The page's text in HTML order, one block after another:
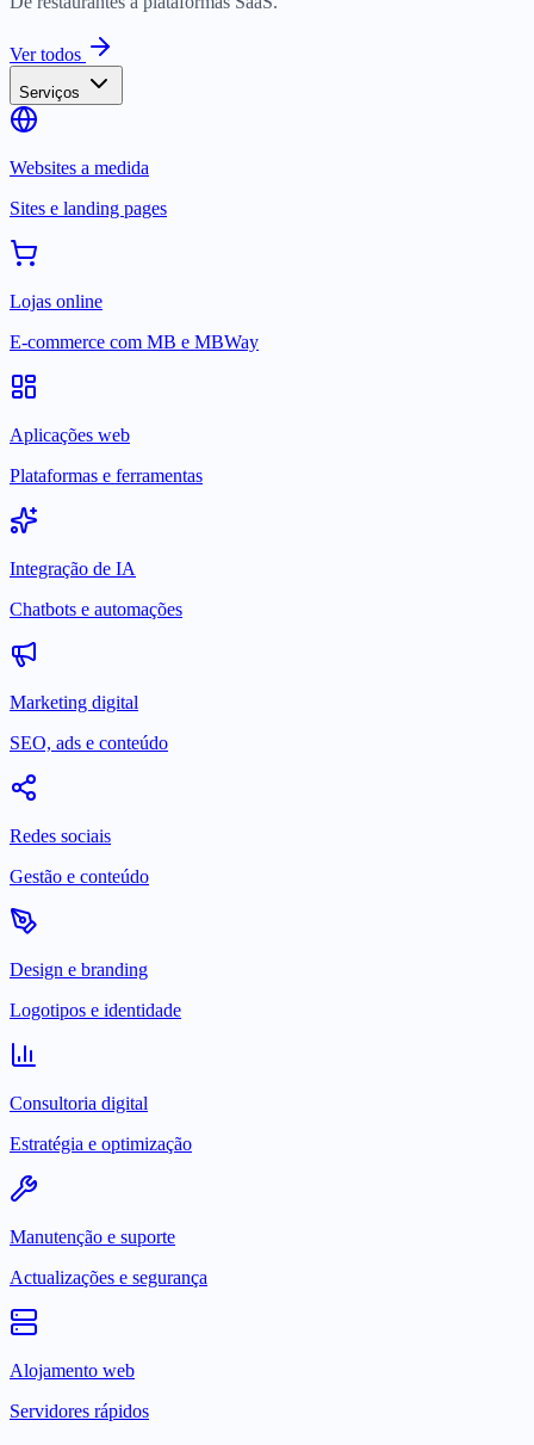
Ver todos
Serviços
Websites a medida
Sites e landing pages
Lojas online
E-commerce com MB e MBWay
Aplicações web
Plataformas e ferramentas
Integração de IA
Chatbots e automações
Marketing digital
SEO, ads e conteúdo
Redes sociais
Gestão e conteúdo
Design e branding
Logotipos e identidade
Consultoria digital
Estratégia e optimização
Manutenção e suporte
Actualizações e segurança
Alojamento web
Servidores rápidos